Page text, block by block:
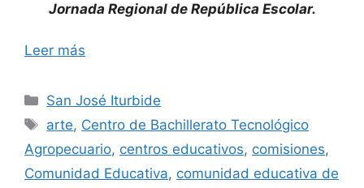
Jornada Regional de República Escolar.
Leer más
Categorías
San José Iturbide
Etiquetas
arte, Centro de Bachillerato Tecnológico
Agropecuario, centros educativos, comisiones,
Comunidad Educativa, comunidad educativa de